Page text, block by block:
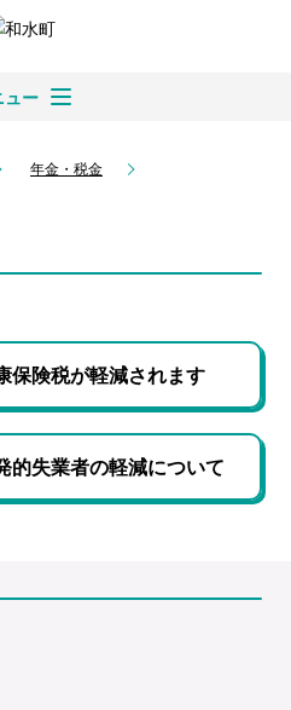
ュー
年金・税金
保険税が軽減されます
的失業者の軽減について